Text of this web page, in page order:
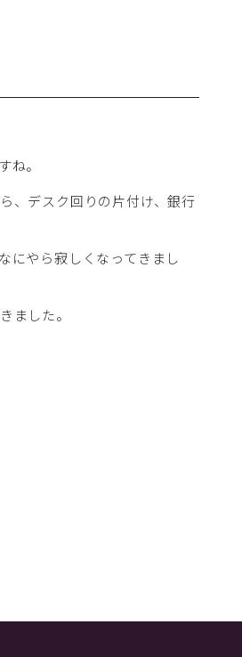
ね。
、デスク回りの片付け、銀行
にやら寂しくなってきまし
ました。